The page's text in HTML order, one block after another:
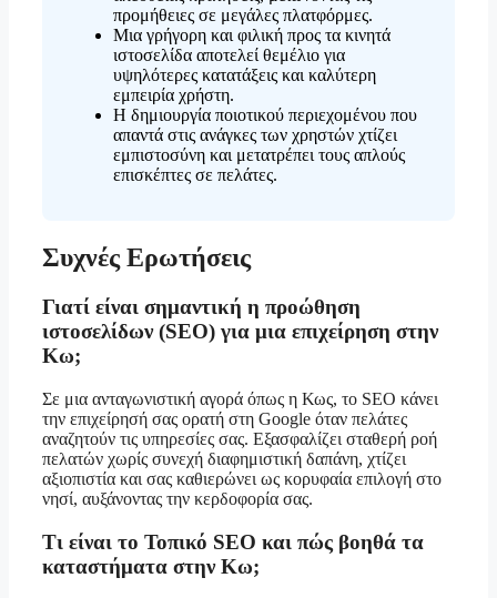
προμήθειες σε μεγάλες πλατφόρμες.
Μια γρήγορη και φιλική προς τα κινητά
ιστοσελίδα αποτελεί θεμέλιο για
υψηλότερες κατατάξεις και καλύτερη
εμπειρία χρήστη.
Η δημιουργία ποιοτικού περιεχομένου που
απαντά στις ανάγκες των χρηστών χτίζει
εμπιστοσύνη και μετατρέπει τους απλούς
επισκέπτες σε πελάτες.
Συχνές Ερωτήσεις
Γιατί είναι σημαντική η προώθηση
ιστοσελίδων (SEO) για μια επιχείρηση στην
Κω;
Σε μια ανταγωνιστική αγορά όπως η Κως, το SEO κάνει
την επιχείρησή σας ορατή στη Google όταν πελάτες
αναζητούν τις υπηρεσίες σας. Εξασφαλίζει σταθερή ροή
πελατών χωρίς συνεχή διαφημιστική δαπάνη, χτίζει
αξιοπιστία και σας καθιερώνει ως κορυφαία επιλογή στο
νησί, αυξάνοντας την κερδοφορία σας.
Τι είναι το Τοπικό SEO και πώς βοηθά τα
καταστήματα στην Κω;